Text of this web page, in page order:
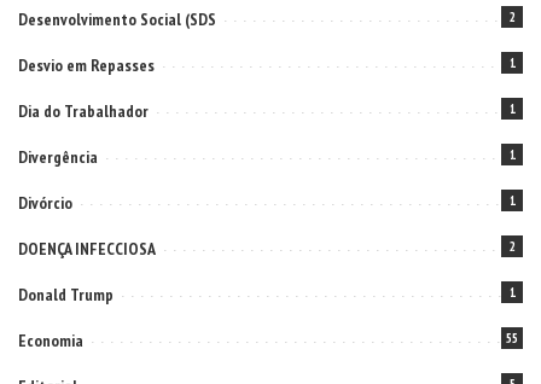
Desenvolvimento Social (SDS 2
Desvio em Repasses 1
Dia do Trabalhador 1
Divergência 1
Divórcio 1
DOENÇA INFECCIOSA 2
Donald Trump 1
Economia 55